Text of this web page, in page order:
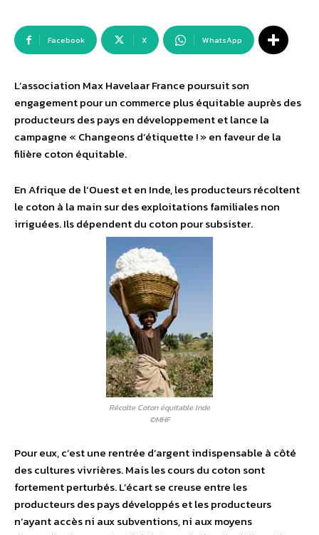
Facebook X WhatsApp
L’association Max Havelaar France poursuit son
engagement pour un commerce plus équitable auprès des
producteurs des pays en développement et lance la
campagne « Changeons d’étiquette ! » en faveur de la
filière coton équitable.
En Afrique de l’Ouest et en Inde, les producteurs récoltent
le coton à la main sur des exploitations familiales non
irriguées. Ils dépendent du coton pour subsister.
Récolte Coton équitable Inde
©MHF
Pour eux, c’est une rentrée d’argent indispensable à côté
des cultures vivrières. Mais les cours du coton sont
fortement perturbés. L’écart se creuse entre les
producteurs des pays développés et les producteurs
n’ayant accès ni aux subventions, ni aux moyens